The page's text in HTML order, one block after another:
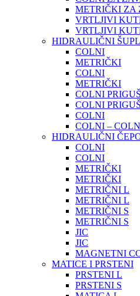
METRIČKI ZA
VRTLJIVI
VRTLJIVI
HIDRAULIČNI
COLNI
METRIČKI
COLNI
METRIČKI
COLNI
COLNI
COLNI
COLNI –
HIDRAULIČNI
COLNI
COLNI
METRIČKI
METRIČKI
METRIČNI L
METRIČNI L
METRIČNI S
METRIČNI S
JIC
JIC
MAGNETNI
MATICE I PRSTENI
PRSTENI L
PRSTENI S